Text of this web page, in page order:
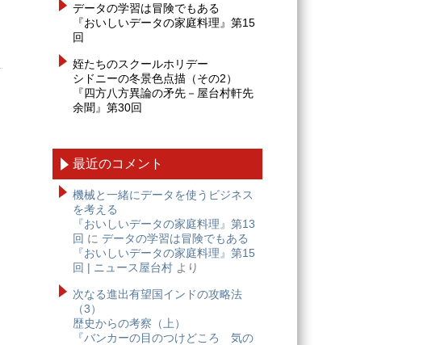
データの学習は冒険でもある
『おいしいデータの家庭料理』第15
回
姪たちのスクールホリデー
シドニーの冬景色点描（その2）
『四方八方異論の矛先－屋台村軒先
余聞』第30回
最近のコメント
機械と一緒にデータを使うビジネス
を考える
『おいしいデータの家庭料理』第13
回 に データの学習は冒険でもある
『おいしいデータの家庭料理』第15
回 | ニュース屋台村 より
次なる進出有望国インドの攻略法
（3）
歴史からの考察（上）
『バンカーの目のつけどころ 気の